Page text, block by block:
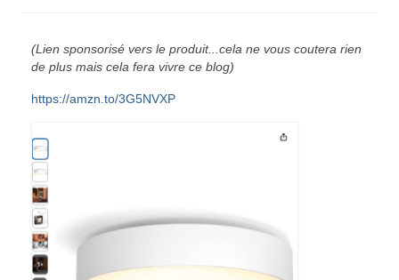
(Lien sponsorisé vers le produit...cela ne vous coutera rien
de plus mais cela fera vivre ce blog)
https://amzn.to/3G5NVXP